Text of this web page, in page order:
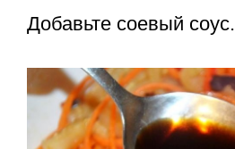
Добавьте соевый соус.